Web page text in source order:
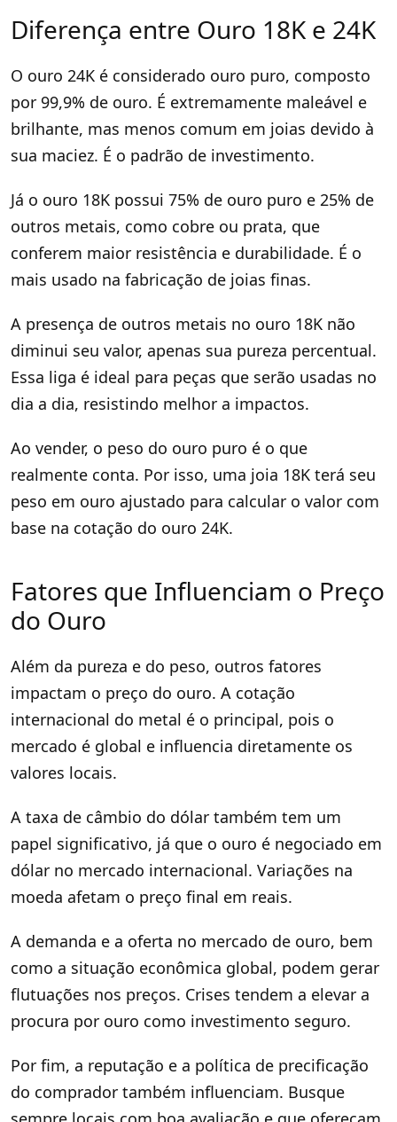
Diferença entre Ouro 18K e 24K
O ouro 24K é considerado ouro puro, composto
por 99,9% de ouro. É extremamente maleável e
brilhante, mas menos comum em joias devido à
sua maciez. É o padrão de investimento.
Já o ouro 18K possui 75% de ouro puro e 25% de
outros metais, como cobre ou prata, que
conferem maior resistência e durabilidade. É o
mais usado na fabricação de joias finas.
A presença de outros metais no ouro 18K não
diminui seu valor, apenas sua pureza percentual.
Essa liga é ideal para peças que serão usadas no
dia a dia, resistindo melhor a impactos.
Ao vender, o peso do ouro puro é o que
realmente conta. Por isso, uma joia 18K terá seu
peso em ouro ajustado para calcular o valor com
base na cotação do ouro 24K.
Fatores que Influenciam o Preço
do Ouro
Além da pureza e do peso, outros fatores
impactam o preço do ouro. A cotação
internacional do metal é o principal, pois o
mercado é global e influencia diretamente os
valores locais.
A taxa de câmbio do dólar também tem um
papel significativo, já que o ouro é negociado em
dólar no mercado internacional. Variações na
moeda afetam o preço final em reais.
A demanda e a oferta no mercado de ouro, bem
como a situação econômica global, podem gerar
flutuações nos preços. Crises tendem a elevar a
procura por ouro como investimento seguro.
Por fim, a reputação e a política de precificação
do comprador também influenciam. Busque